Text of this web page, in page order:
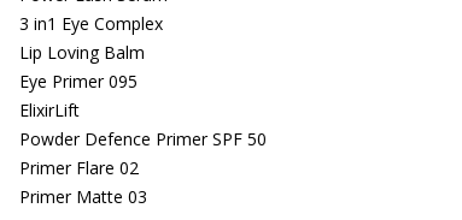
3 in1 Eye Complex
Lip Loving Balm
Eye Primer 095
ElixirLift
Powder Defence Primer SPF 50
Primer Flare 02
Primer Matte 03